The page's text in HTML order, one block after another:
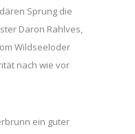
Sprung die
Daron Rahlves,
Wildseeloder
nach wie vor
ein guter